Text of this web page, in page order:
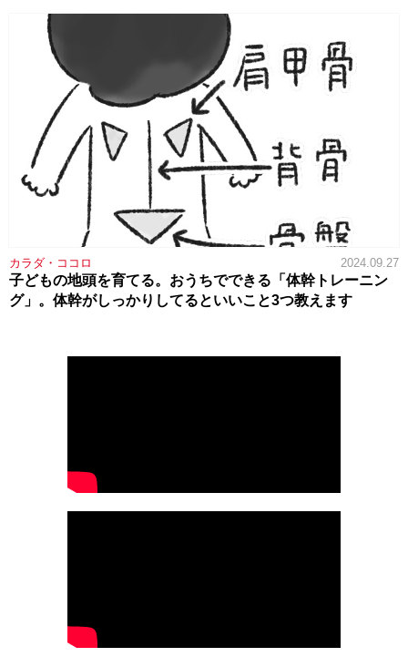
カラダ・ココロ 2024.09.27
子どもの地頭を育てる。おうちでできる「体幹トレーニン
グ」。体幹がしっかりしてるといいこと3つ教えます